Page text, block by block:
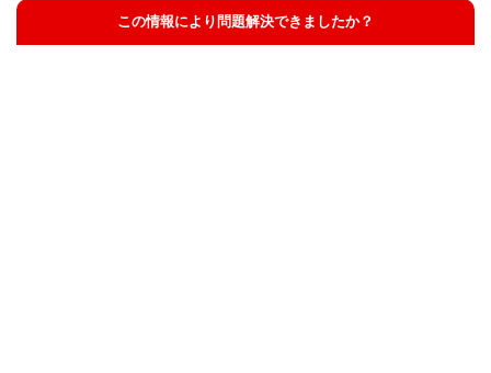
この情報により問題解決できましたか？